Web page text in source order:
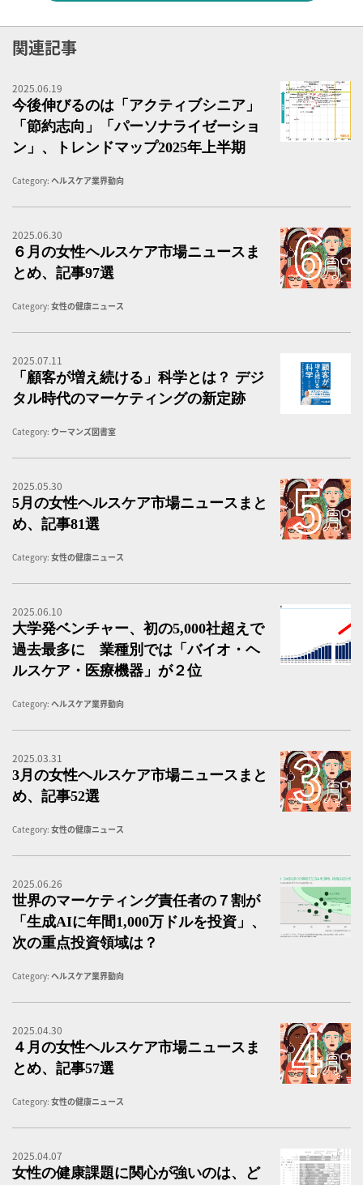
関連記事
2025.06.19
今後伸びるのは「アクティブシニア」
「節約志向」「パーソナライゼーショ
ン」、トレンドマップ2025年上半期
Category: ヘルスケア業界動向
2025.06.30
６月の女性ヘルスケア市場ニュースま
とめ、記事97選
Category: 女性の健康ニュース
2025.07.11
「顧客が増え続ける」科学とは？ デジ
タル時代のマーケティングの新定跡
Category: ウーマンズ図書室
2025.05.30
5月の女性ヘルスケア市場ニュースまと
め、記事81選
Category: 女性の健康ニュース
2025.06.10
大学発ベンチャー、初の5,000社超えで
過去最多に 業種別では「バイオ・ヘ
ルスケア・医療機器」が２位
Category: ヘルスケア業界動向
2025.03.31
3月の女性ヘルスケア市場ニュースまと
め、記事52選
Category: 女性の健康ニュース
2025.06.26
世界のマーケティング責任者の７割が
「生成AIに年間1,000万ドルを投資」、
次の重点投資領域は？
Category: ヘルスケア業界動向
2025.04.30
４月の女性ヘルスケア市場ニュースま
とめ、記事57選
Category: 女性の健康ニュース
2025.04.07
女性の健康課題に関心が強いのは、ど